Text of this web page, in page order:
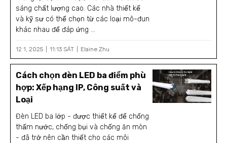
sáng chất lượng cao. Các nhà thiết kế
và kỹ sư có thể chọn từ các loại mô-đun
khác nhau để đáp ứng ...
12 1, 2025 11:13 SÁT Elaine Zhu
Cách chọn đèn LED ba điểm phù
hợp: Xếp hạng IP, Công suất và
Loại
Đèn LED ba lớp - được thiết kế để chống
thấm nước, chống bụi và chống ăn mòn
- đã trở nên cần thiết cho các môi